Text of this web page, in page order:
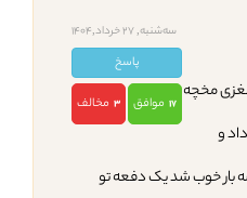
ﺳﻪشنبه, 27 خرداد,1404
پاسخ
17 موافق 3 مخالف
۱.۱۶ سکته مغزی مخچه
و
بار خوب شد یک دفعه تو